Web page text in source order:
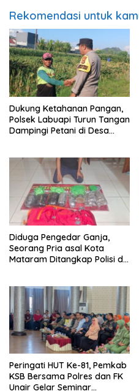
Rekomendasi untuk
Dukung Ketahanan Pangan,
Polsek Labuapi Turun Tangan
Dampingi Petani di Desa
Diduga Pengedar Ganja,
Seorang Pria asal Kota
Mataram Ditangkap Polisi di
Peringati HUT Ke-81, Pemkab
KSB Bersama Polres dan FK
Unair Gelar Seminar